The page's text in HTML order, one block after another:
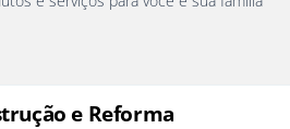
e Reforma